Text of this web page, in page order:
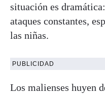
situación es
ataques constantes,
las niñas.
PUBLICIDAD
Los malienses huyen